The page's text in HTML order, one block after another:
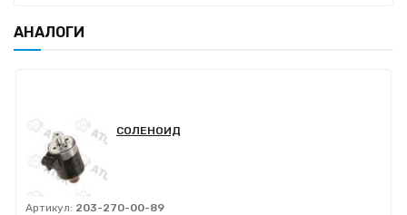
АНАЛОГИ
СОЛЕНОИД
Артикул: 203-270-00-89